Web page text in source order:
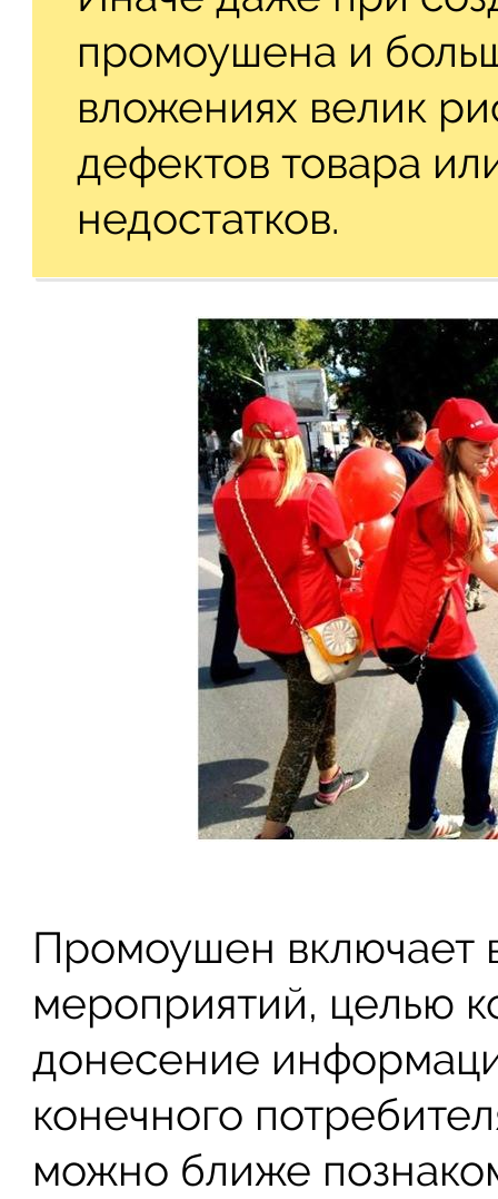
промоушена и
вложениях велик
дефектов товара
недостатков.
Промоушен включает
мероприятий, целью
донесение
конечного
можно ближе